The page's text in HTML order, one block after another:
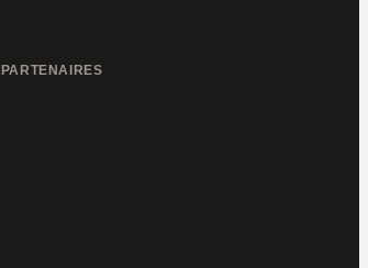
PARTENAIRES